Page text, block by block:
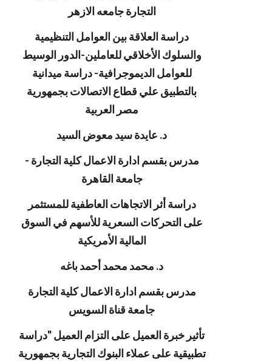
التجارة جامعه الازهر
دراسة العلاقة بين العوامل التنظيمية
والسلوك الأخلاقي للعاملين-الدور الوسيط
للعوامل الديموجرافية- دراسة ميدانية
بالتطبيق علي قطاع الاتصالات بجمهورية
مصر العربية
د. عايدة سيد معوض السيد
مدرس بقسم ادارة الاعمال كلية التجارة -
جامعة القاهرة
دراسة أثر الاتجاهات العاطفية للمستثمر
على التحركات السعرية للأسهم في السوق
المالية الأمريكية
د. محمد محمد أحمد باغه
مدرس بقسم ادارة الاعمال كلية التجارة
جامعة قناة السويس
تأثير خبرة العميل على التزام العميل "دراسة
تطبيقية على عملاء البنوك التجارية بجمهورية